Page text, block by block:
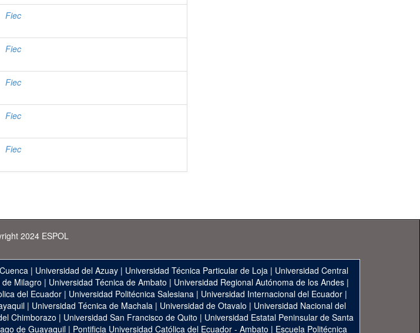
Fiec
Fiec
Fiec
Fiec
Fiec
2024 ESPOL
| Universidad del Azuay | Universidad Técnica Particular de Loja | Universidad Central
Milagro | Universidad Técnica de Ambato | Universidad Regional Autónoma de los Andes|
del Ecuador| Universidad Politécnica Salesiana| Universidad Internacional del Ecuador|
| Universidad Técnica de Machala | Universidad de Otavalo | Universidad Nacional del
Chimborazo | Universidad San Francisco de Quito | Universidad Estatal Peninsular de Santa
de Guayaquil | Pontificia Universidad Católica del Ecuador - Ambato | Escuela Politécnica